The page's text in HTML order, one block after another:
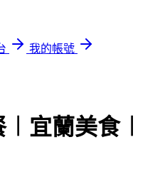
我的帳號
宜蘭美食︱